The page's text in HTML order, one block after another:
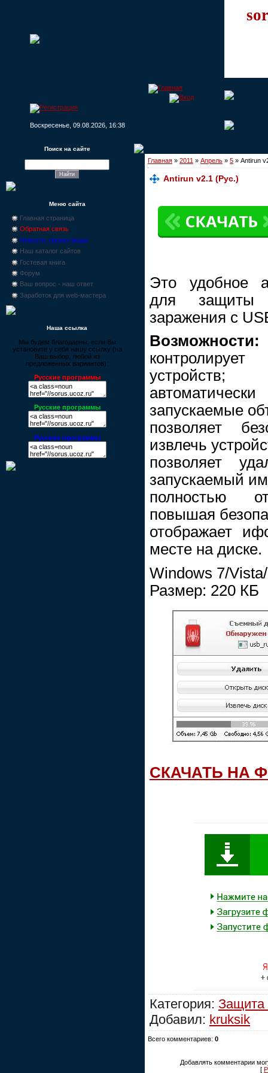
Воскресенье, 09.08.2026, 16:38
Поиск на сайте
Меню сайта
Главная страница
Обратная связь
Новости, промо-акции
Наш каталог сайтов
Гостевая книга
Форум
Ваш вопрос - наш ответ
Заработок для web-мастера
Наша ссылка
Мы будем благодарны, если Вы
установите у себя нашу ссылку (на
Ваш выбор, любой из
предложенных вариантов):
Русские программы
Русские программы
Русские программы
Главная » 2011 » Апрель » 5 » Antirun
Antirun v2.1 (Рус.)
Это удобное
для защиты
заражения с
Возможности:
устройств;
запускаемые
позволяет
извлечь
позволяет
запускаемый
полностью
повышая
отображает
месте на диске.
Windows 7/
Размер: 220 КБ
СКАЧАТЬ НА
Категория: Защита
Добавил: kruksik
Всего комментариев: 0
Добавлять комментарии
[